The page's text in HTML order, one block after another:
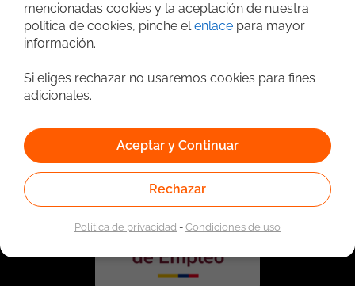
0026 del 17 de Enero de 2023,Ver resolución.
mencionadas cookies y la aceptación de nuestra
política de cookies, pinche elenlace para mayor
información.
Si eliges rechazar no usaremos cookies para fines
adicionales.
Aceptar y Continuar
Rechazar
Política de privacidad -Condiciones de uso